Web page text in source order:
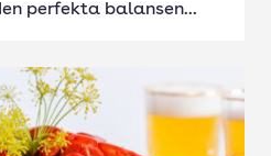
perfekta balansen...